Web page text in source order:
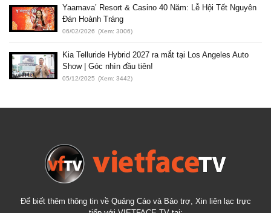
Yaamava’ Resort & Casino 40 Năm: Lễ Hội Tết Nguyên
Đán Hoành Tráng
06/02/2026 (Xem: 3006)
Kia Telluride Hybrid 2027 ra mắt tại Los Angeles Auto
Show | Góc nhìn đầu tiên!
05/12/2025 (Xem: 3442)
Để biết thêm thông tin về Quảng Cáo và Bảo trợ, Xin liên lạc trực